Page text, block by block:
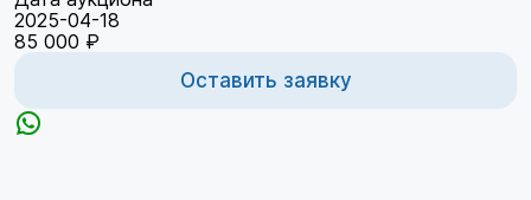
2025-04-18
85 000 ₽
Оставить заявку